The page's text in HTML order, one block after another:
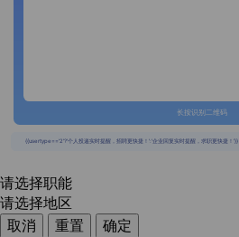
长按识别二维码
{{usertype=='2'?'个人投递实时提醒，招聘更快捷！':'企业回复实时提醒，求职更快捷！'}}
请选择职能
请选择地区
取消
重置
确定